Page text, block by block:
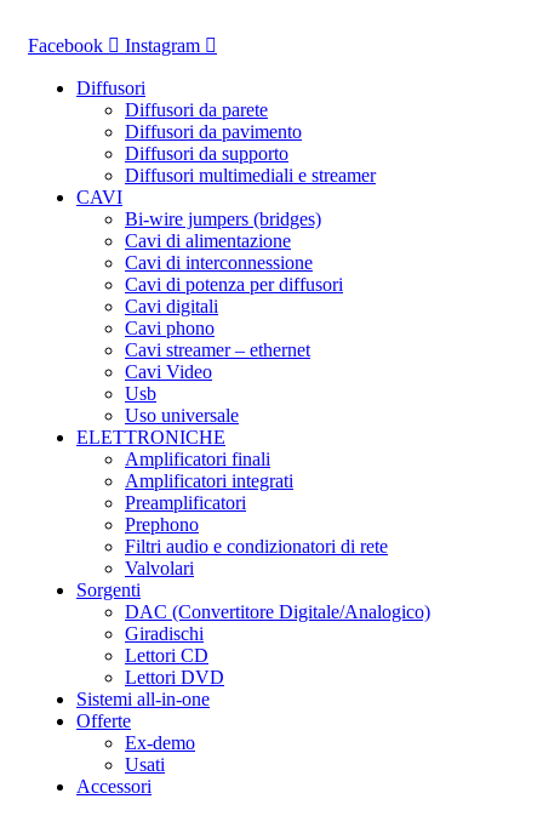
Facebook Instagram
Diffusori
Diffusori da parete
Diffusori da pavimento
Diffusori da supporto
Diffusori multimediali e streamer
CAVI
Bi-wire jumpers (bridges)
Cavi di alimentazione
Cavi di interconnessione
Cavi di potenza per diffusori
Cavi digitali
Cavi phono
Cavi streamer – ethernet
Cavi Video
Usb
Uso universale
ELETTRONICHE
Amplificatori finali
Amplificatori integrati
Preamplificatori
Prephono
Filtri audio e condizionatori di rete
Valvolari
Sorgenti
DAC (Convertitore Digitale/Analogico)
Giradischi
Lettori CD
Lettori DVD
Sistemi all-in-one
Offerte
Ex-demo
Usati
Accessori